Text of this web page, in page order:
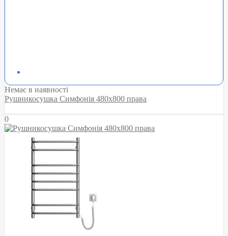
Немає в наявності
Рушникосушка Симфонія 480х800 права
0